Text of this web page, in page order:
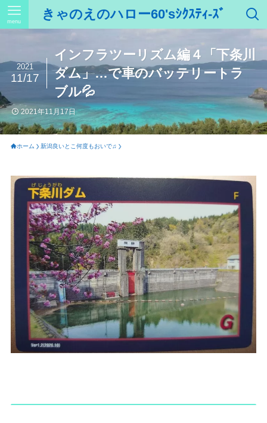
きゃのえのハロー60'sｼｸｽﾃｨ-ｽﾞ
menu
インフラツーリズム編４「下条川
ダム」…で車のバッテリートラ
ブル💦
2021
11/17
2021年11月17日
ホーム 新潟良いとこ何度もおいで♫